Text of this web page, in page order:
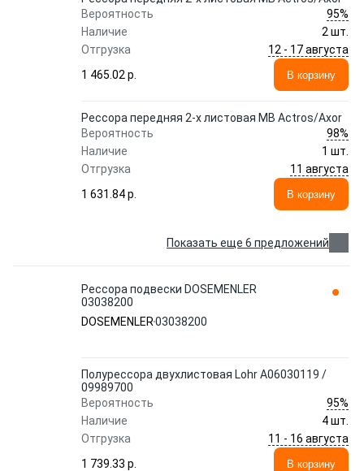
Вероятность
95%
Наличие
2 шт.
Отгрузка
12 - 17 августа
1 465.02 p.
В корзину
Рессора передняя 2-х листовая MB Actros/Axor
Вероятность
98%
Наличие
1 шт.
Отгрузка
11 августа
1 631.84 p.
В корзину
Показать еще 6 предложений
Рессора подвески DOSEMENLER
03038200
DOSEMENLER03038200
Полурессора двухлистовая Lohr A06030119 /
09989700
Вероятность
95%
Наличие
4 шт.
Отгрузка
11 - 16 августа
1 739.33 p.
В корзину